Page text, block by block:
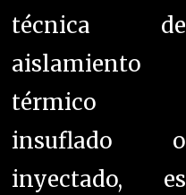
técnica de
aislamiento
térmico
insuflado o
inyectado, es